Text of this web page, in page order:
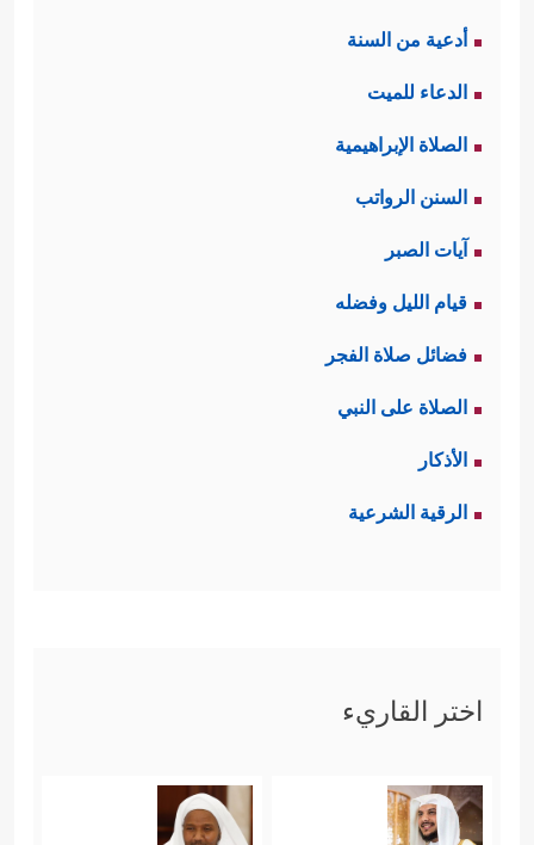
أدعية من السنة
الدعاء للميت
الصلاة الإبراهيمية
السنن الرواتب
آيات الصبر
قيام الليل وفضله
فضائل صلاة الفجر
الصلاة على النبي
الأذكار
الرقية الشرعية
اختر القاريء